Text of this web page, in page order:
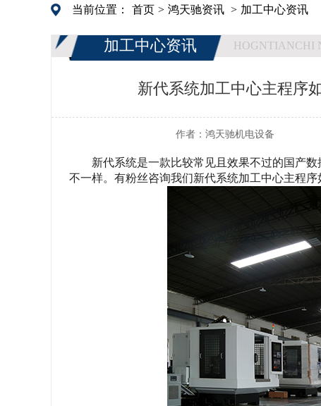
当前位置： 首页 > 鸿天驰资讯 > 加工中心资讯
加工中心资讯 HOGNTIANCHI
新代系统加工中心主程序
作者： 鸿天驰机电设备
新代系统是一款比较常见且效果不过的国产
不一样。有粉丝咨询我们新代系统加工中心主程序